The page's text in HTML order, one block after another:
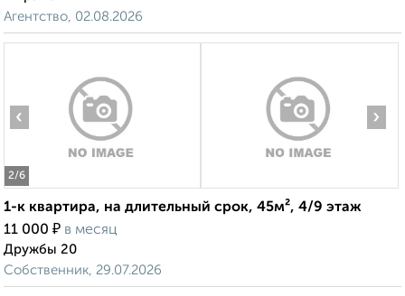
Агентство, 02.08.2026
2/6
‹ ›
1-к квартира, на длительный срок, 45м², 4/9 этаж
11 000 ₽ в месяц
Дружбы 20
Собственник, 29.07.2026